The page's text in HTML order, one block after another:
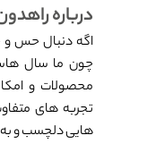
درباره
اگه دنبال حس و
چون ما سال
محصولات و
تجربه های
هایی دلچسب و به